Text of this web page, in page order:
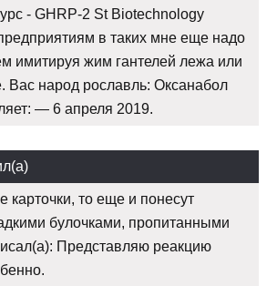
- GHRP-2 St Biotechnology
в таких мне еще надо
имитируя жим гантелей лежа или
Вас народ рославль: Оксанабол
— 6 апреля 2019.
карточки, то еще и понесут
булочками, пропитанными
Представляю реакцию